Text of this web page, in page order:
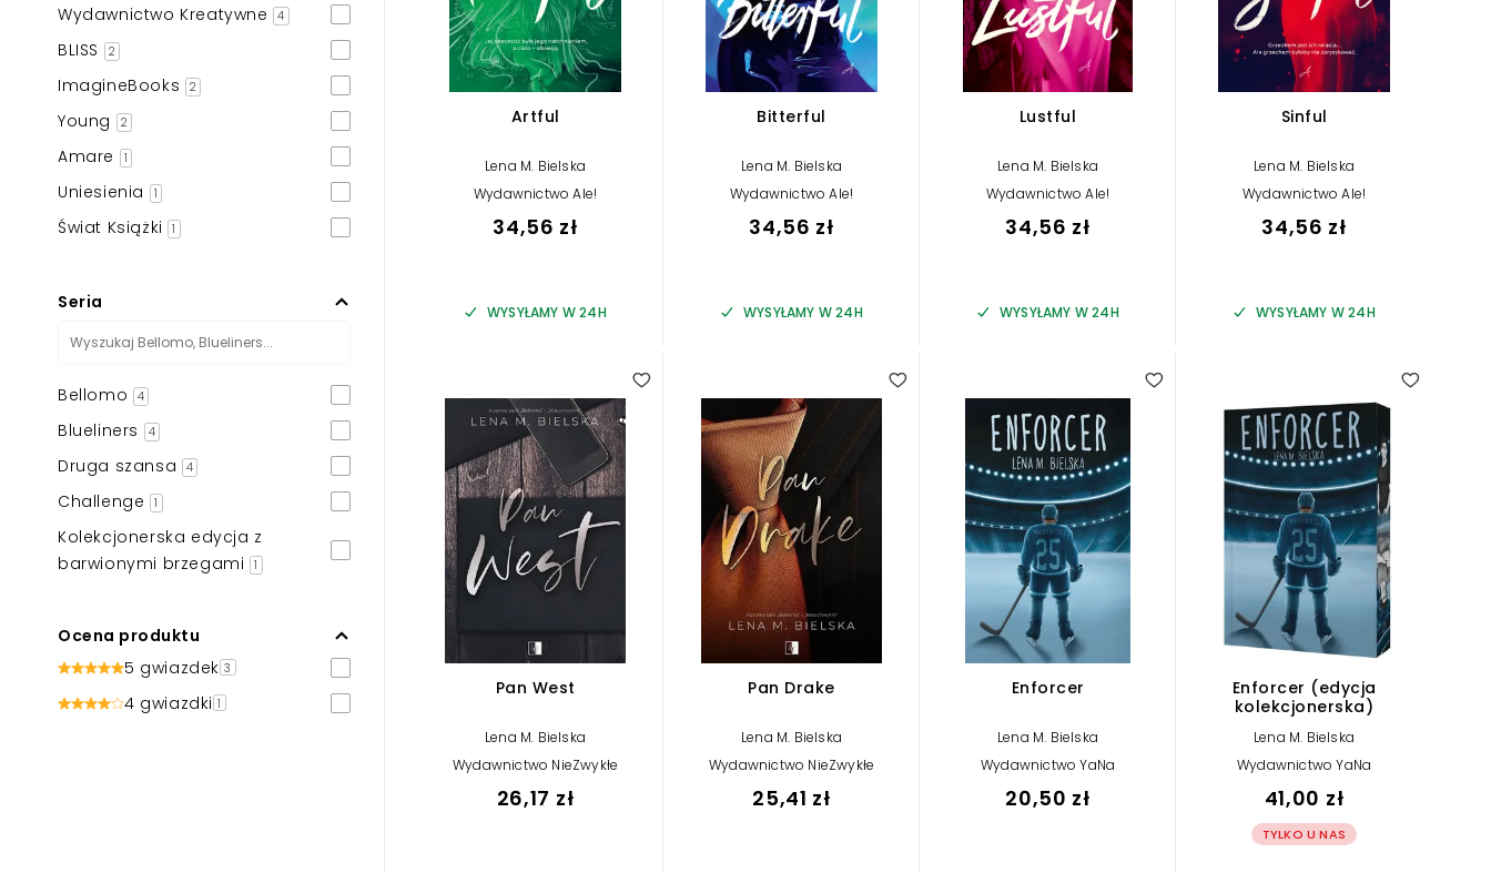
Wydawnictwo Kreatywne 4
BLISS 2
ImagineBooks 2
Young 2
Amare 1
Uniesienia 1
Świat Książki 1
Seria
Bellomo 4
Blueliners 4
Druga szansa 4
Challenge 1
Kolekcjonerska edycja z
barwionymi brzegami
1
Ocena produktu
5 gwiazdek 3
4 gwiazdki 1
Artful
Lena M. Bielska
Wydawnictwo Ale!
34,56 zł
WYSYŁAMY W 24H
Bitterful
Lena M. Bielska
Wydawnictwo Ale!
34,56 zł
WYSYŁAMY W 24H
Lustful
Lena M. Bielska
Wydawnictwo Ale!
34,56 zł
WYSYŁAMY W 24H
Sinful
Lena M. Bielska
Wydawnictwo Ale!
34,56 zł
WYSYŁAMY W 24H
Pan West
Lena M. Bielska
Wydawnictwo NieZwykłe
26,17 zł
Pan Drake
Lena M. Bielska
Wydawnictwo NieZwykłe
25,41 zł
Enforcer
Lena M. Bielska
Wydawnictwo YaNa
20,50 zł
Enforcer (edycja
kolekcjonerska)
Lena M. Bielska
Wydawnictwo YaNa
41,00 zł
TYLKO U NAS